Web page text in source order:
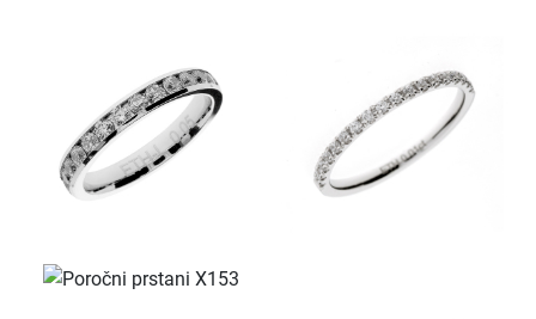
Kolekcije
KOLEKCIJA CLASSIC
KOLEKCIJA ETERNITY
Povpraševanje
POROČNI PRSTANI ETH-N 0005